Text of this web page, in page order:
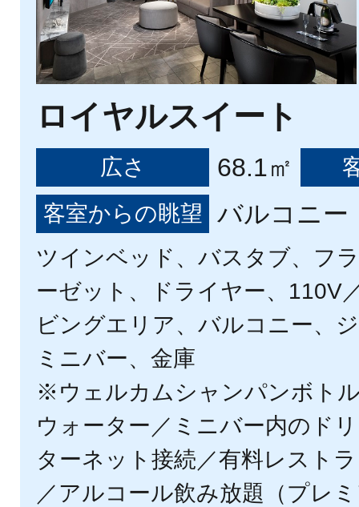
ロイヤルスイート
広さ 68.1㎡
客室からの眺望
バルコニー
ツインベッド、バスタブ、フ
ーゼット、ドライヤー、110V
ビングエリア、バルコニー、
ミニバー、金庫
※ウェルカムシャンパンボト
ウォーター／ミニバー内のド
ターネット接続／有料レスト
／アルコール飲み放題（プレ